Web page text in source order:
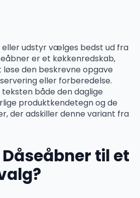
udstyr vælges bedst ud fra
er et køkkenredskab,
den beskrevne opgave
eller forberedelse.
både den daglige
produktkendetegn og de
der adskiller denne variant fra
til et